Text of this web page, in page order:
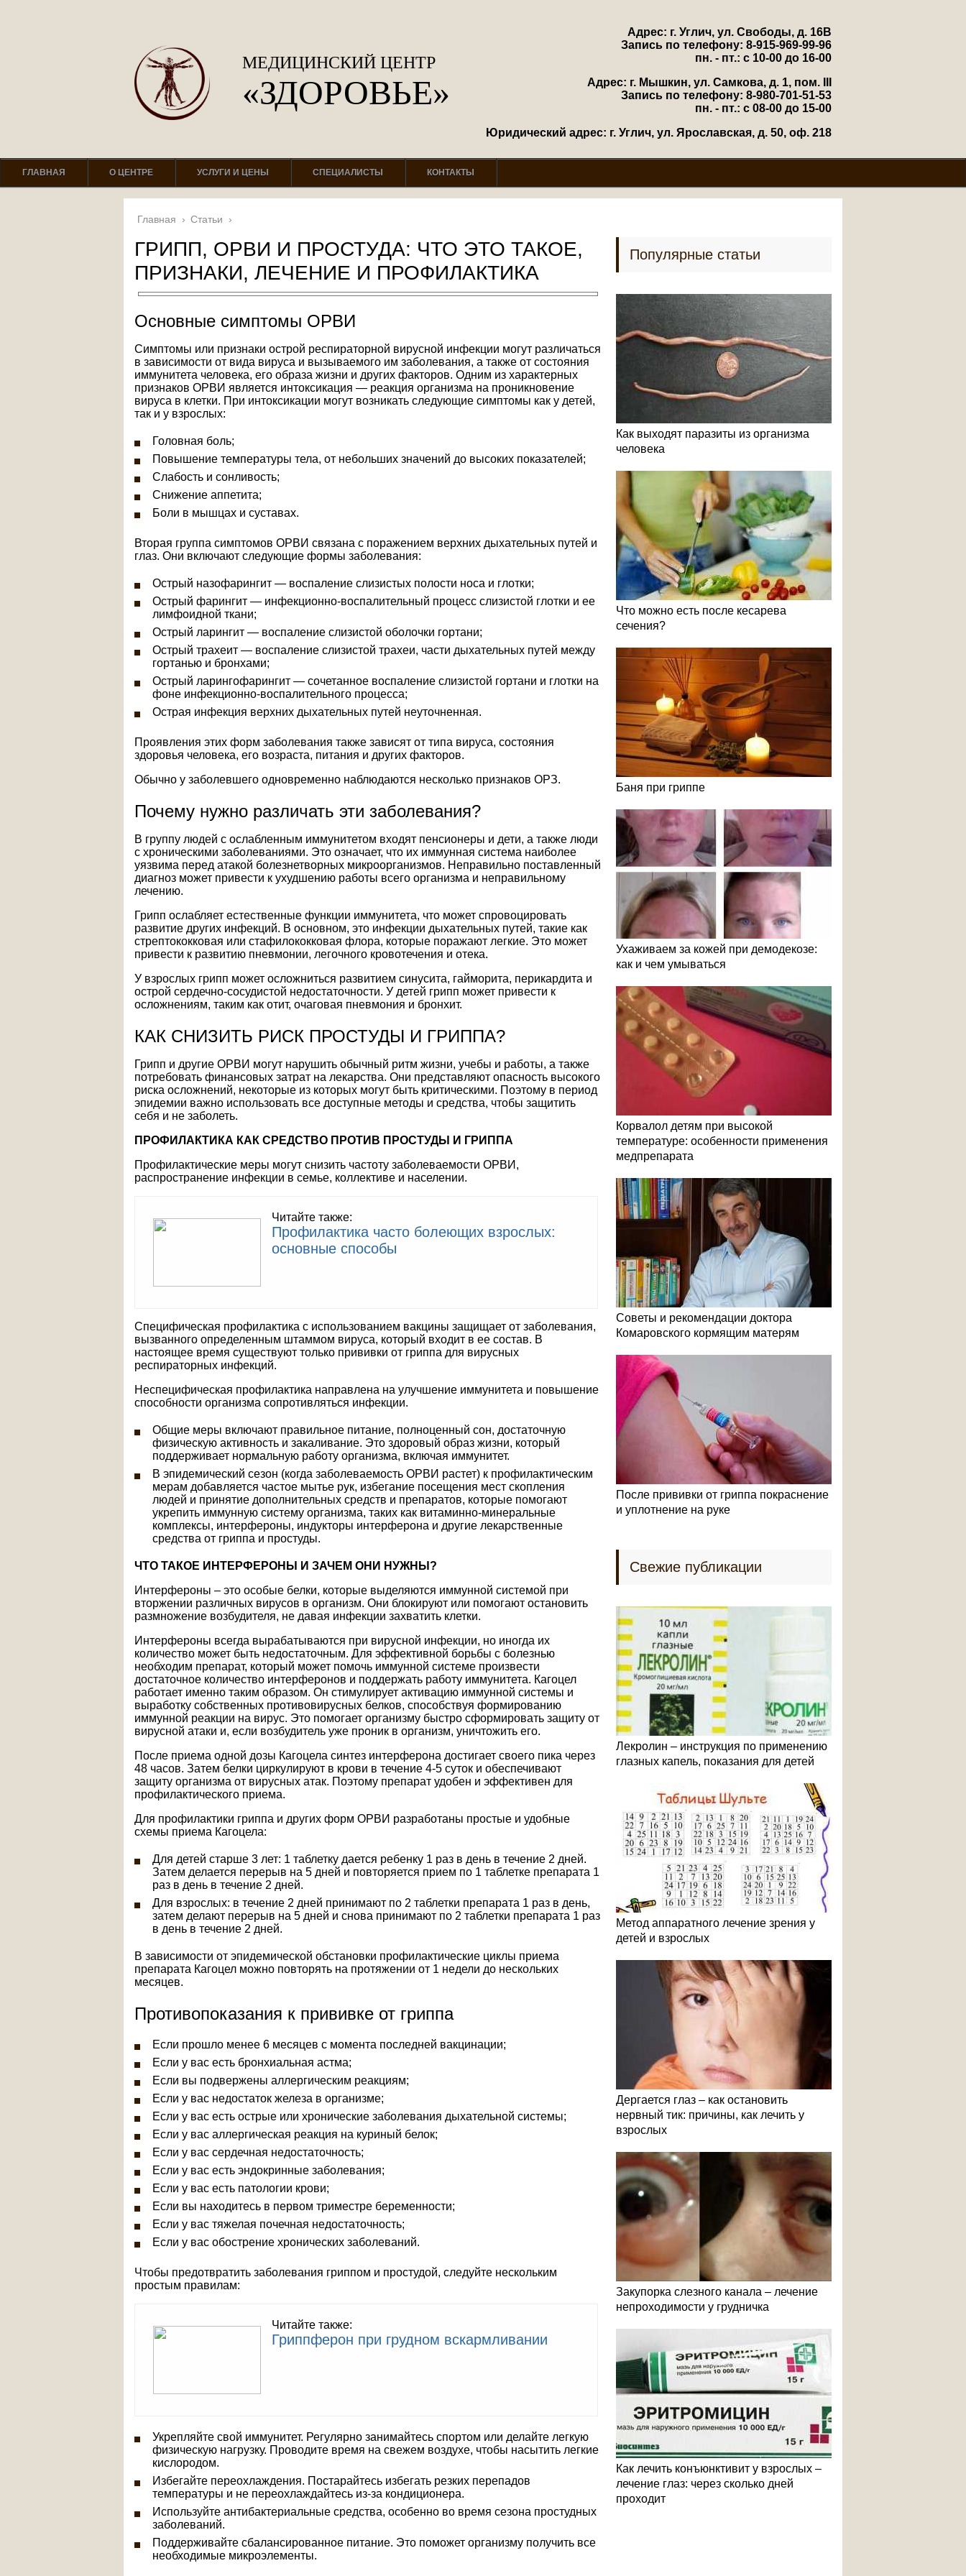
МЕДИЦИНСКИЙ ЦЕНТР
«ЗДОРОВЬЕ»
Адрес: г. Углич, ул. Свободы, д. 16В
Запись по телефону: 8-915-969-99-96
пн. - пт.: с 10-00 до 16-00
Адрес: г. Мышкин, ул. Самкова, д. 1, пом. III
Запись по телефону: 8-980-701-51-53
пн. - пт.: с 08-00 до 15-00
Юридический адрес: г. Углич, ул. Ярославская, д. 50, оф. 218
ГЛАВНАЯ О ЦЕНТРЕ УСЛУГИ И ЦЕНЫ СПЕЦИАЛИСТЫ КОНТАКТЫ
Главная › Статьи ›
ГРИПП, ОРВИ И ПРОСТУДА: ЧТО ЭТО ТАКОЕ,
ПРИЗНАКИ, ЛЕЧЕНИЕ И ПРОФИЛАКТИКА
Основные симптомы ОРВИ
Симптомы или признаки острой респираторной вирусной инфекции могут различаться
в зависимости от вида вируса и вызываемого им заболевания, а также от состояния
иммунитета человека, его образа жизни и других факторов. Одним из характерных
признаков ОРВИ является интоксикация — реакция организма на проникновение
вируса в клетки. При интоксикации могут возникать следующие симптомы как у детей,
так и у взрослых:
Головная боль;
Повышение температуры тела, от небольших значений до высоких показателей;
Слабость и сонливость;
Снижение аппетита;
Боли в мышцах и суставах.
Вторая группа симптомов ОРВИ связана с поражением верхних дыхательных путей и
глаз. Они включают следующие формы заболевания:
Острый назофарингит — воспаление слизистых полости носа и глотки;
Острый фарингит — инфекционно-воспалительный процесс слизистой глотки и ее
лимфоидной ткани;
Острый ларингит — воспаление слизистой оболочки гортани;
Острый трахеит — воспаление слизистой трахеи, части дыхательных путей между
гортанью и бронхами;
Острый ларингофарингит — сочетанное воспаление слизистой гортани и глотки на
фоне инфекционно-воспалительного процесса;
Острая инфекция верхних дыхательных путей неуточненная.
Проявления этих форм заболевания также зависят от типа вируса, состояния
здоровья человека, его возраста, питания и других факторов.
Обычно у заболевшего одновременно наблюдаются несколько признаков ОРЗ.
Почему нужно различать эти заболевания?
В группу людей с ослабленным иммунитетом входят пенсионеры и дети, а также люди
с хроническими заболеваниями. Это означает, что их иммунная система наиболее
уязвима перед атакой болезнетворных микроорганизмов. Неправильно поставленный
диагноз может привести к ухудшению работы всего организма и неправильному
лечению.
Грипп ослабляет естественные функции иммунитета, что может спровоцировать
развитие других инфекций. В основном, это инфекции дыхательных путей, такие как
стрептококковая или стафилококковая флора, которые поражают легкие. Это может
привести к развитию пневмонии, легочного кровотечения и отека.
У взрослых грипп может осложниться развитием синусита, гайморита, перикардита и
острой сердечно-сосудистой недостаточности. У детей грипп может привести к
осложнениям, таким как отит, очаговая пневмония и бронхит.
КАК СНИЗИТЬ РИСК ПРОСТУДЫ И ГРИППА?
Грипп и другие ОРВИ могут нарушить обычный ритм жизни, учебы и работы, а также
потребовать финансовых затрат на лекарства. Они представляют опасность высокого
риска осложнений, некоторые из которых могут быть критическими. Поэтому в период
эпидемии важно использовать все доступные методы и средства, чтобы защитить
себя и не заболеть.
ПРОФИЛАКТИКА КАК СРЕДСТВО ПРОТИВ ПРОСТУДЫ И ГРИППА
Профилактические меры могут снизить частоту заболеваемости ОРВИ,
распространение инфекции в семье, коллективе и населении.
Читайте также:
Профилактика часто болеющих взрослых:
основные способы
Специфическая профилактика с использованием вакцины защищает от заболевания,
вызванного определенным штаммом вируса, который входит в ее состав. В
настоящее время существуют только прививки от гриппа для вирусных
респираторных инфекций.
Неспецифическая профилактика направлена на улучшение иммунитета и повышение
способности организма сопротивляться инфекции.
Общие меры включают правильное питание, полноценный сон, достаточную
физическую активность и закаливание. Это здоровый образ жизни, который
поддерживает нормальную работу организма, включая иммунитет.
В эпидемический сезон (когда заболеваемость ОРВИ растет) к профилактическим
мерам добавляется частое мытье рук, избегание посещения мест скопления
людей и принятие дополнительных средств и препаратов, которые помогают
укрепить иммунную систему организма, таких как витаминно-минеральные
комплексы, интерфероны, индукторы интерферона и другие лекарственные
средства от гриппа и простуды.
ЧТО ТАКОЕ ИНТЕРФЕРОНЫ И ЗАЧЕМ ОНИ НУЖНЫ?
Интерфероны – это особые белки, которые выделяются иммунной системой при
вторжении различных вирусов в организм. Они блокируют или помогают остановить
размножение возбудителя, не давая инфекции захватить клетки.
Интерфероны всегда вырабатываются при вирусной инфекции, но иногда их
количество может быть недостаточным. Для эффективной борьбы с болезнью
необходим препарат, который может помочь иммунной системе произвести
достаточное количество интерферонов и поддержать работу иммунитета. Кагоцел
работает именно таким образом. Он стимулирует активацию иммунной системы и
выработку собственных противовирусных белков, способствуя формированию
иммунной реакции на вирус. Это помогает организму быстро сформировать защиту от
вирусной атаки и, если возбудитель уже проник в организм, уничтожить его.
После приема одной дозы Кагоцела синтез интерферона достигает своего пика через
48 часов. Затем белки циркулируют в крови в течение 4-5 суток и обеспечивают
защиту организма от вирусных атак. Поэтому препарат удобен и эффективен для
профилактического приема.
Для профилактики гриппа и других форм ОРВИ разработаны простые и удобные
схемы приема Кагоцела:
Для детей старше 3 лет: 1 таблетку дается ребенку 1 раз в день в течение 2 дней.
Затем делается перерыв на 5 дней и повторяется прием по 1 таблетке препарата 1
раз в день в течение 2 дней.
Для взрослых: в течение 2 дней принимают по 2 таблетки препарата 1 раз в день,
затем делают перерыв на 5 дней и снова принимают по 2 таблетки препарата 1 раз
в день в течение 2 дней.
В зависимости от эпидемической обстановки профилактические циклы приема
препарата Кагоцел можно повторять на протяжении от 1 недели до нескольких
месяцев.
Противопоказания к прививке от гриппа
Если прошло менее 6 месяцев с момента последней вакцинации;
Если у вас есть бронхиальная астма;
Если вы подвержены аллергическим реакциям;
Если у вас недостаток железа в организме;
Если у вас есть острые или хронические заболевания дыхательной системы;
Если у вас аллергическая реакция на куриный белок;
Если у вас сердечная недостаточность;
Если у вас есть эндокринные заболевания;
Если у вас есть патологии крови;
Если вы находитесь в первом триместре беременности;
Если у вас тяжелая почечная недостаточность;
Если у вас обострение хронических заболеваний.
Чтобы предотвратить заболевания гриппом и простудой, следуйте нескольким
простым правилам:
Читайте также:
Гриппферон при грудном вскармливании
Укрепляйте свой иммунитет. Регулярно занимайтесь спортом или делайте легкую
физическую нагрузку. Проводите время на свежем воздухе, чтобы насытить легкие
кислородом.
Избегайте переохлаждения. Постарайтесь избегать резких перепадов
температуры и не переохлаждайтесь из-за кондиционера.
Используйте антибактериальные средства, особенно во время сезона простудных
заболеваний.
Поддерживайте сбалансированное питание. Это поможет организму получить все
необходимые микроэлементы.
Популярные статьи
Как выходят паразиты из организма
человека
Что можно есть после кесарева
сечения?
Баня при гриппе
Ухаживаем за кожей при демодекозе:
как и чем умываться
Корвалол детям при высокой
температуре: особенности применения
медпрепарата
Советы и рекомендации доктора
Комаровского кормящим матерям
После прививки от гриппа покраснение
и уплотнение на руке
Свежие публикации
Лекролин – инструкция по применению
глазных капель, показания для детей
Метод аппаратного лечение зрения у
детей и взрослых
Дергается глаз – как остановить
нервный тик: причины, как лечить у
взрослых
Закупорка слезного канала – лечение
непроходимости у грудничка
Как лечить конъюнктивит у взрослых –
лечение глаз: через сколько дней
проходит